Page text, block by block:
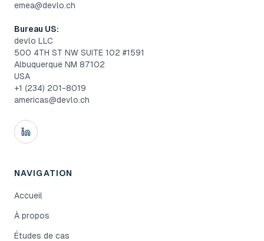
emea@devlo.ch
Bureau US:
devlo LLC
500 4TH ST NW SUITE 102 #1591
Albuquerque NM 87102
USA
+1 (234) 201-8019
americas@devlo.ch
NAVIGATION
Accueil
À propos
Études de cas